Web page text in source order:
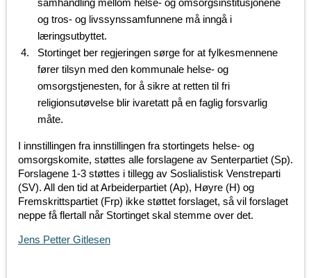
samhandling mellom helse- og omsorgsinstitusjonene
og tros- og livssynssamfunnene må inngå i
læringsutbyttet.
Stortinget ber regjeringen sørge for at fylkesmennene
fører tilsyn med den kommunale helse- og
omsorgstjenesten, for å sikre at retten til fri
religionsutøvelse blir ivaretatt på en faglig forsvarlig
måte.
I innstillingen fra innstillingen fra stortingets helse- og
omsorgskomite, støttes alle forslagene av Senterpartiet (Sp).
Forslagene 1-3 støttes i tillegg av Soslialistisk Venstreparti
(SV). All den tid at Arbeiderpartiet (Ap), Høyre (H) og
Fremskrittspartiet (Frp) ikke støttet forslaget, så vil forslaget
neppe få flertall når Stortinget skal stemme over det.
Jens Petter Gitlesen